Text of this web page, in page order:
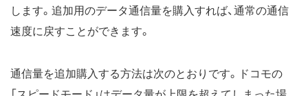
します。追加用のデータ通信量を購入すれば、通常の通信
速度に戻すことができます。
通信量を追加購入する方法は次のとおりです。ドコモの